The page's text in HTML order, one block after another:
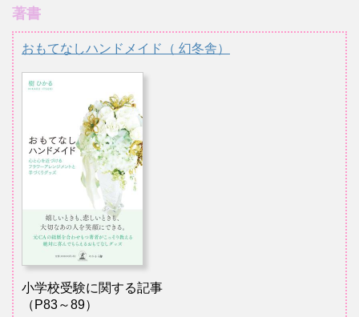
著書
おもてなしハンドメイド（ 幻冬舎）
小学校受験に関する記事
（P83～89）